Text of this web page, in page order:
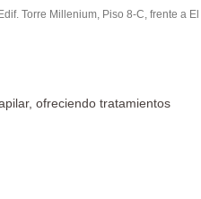
Torre Millenium, Piso 8-C, frente a El
ofreciendo tratamientos